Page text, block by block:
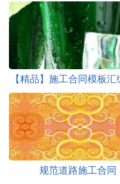
【精品】施工合同模板汇
规范道路施工合同